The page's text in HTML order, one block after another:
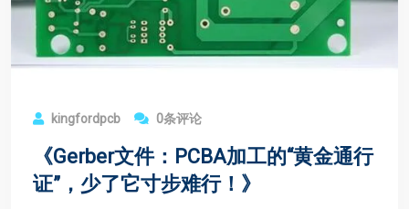
kingfordpcb 0条评论
《Gerber文件：PCBA加工的“黄金通行
证”，少了它寸步难行！》